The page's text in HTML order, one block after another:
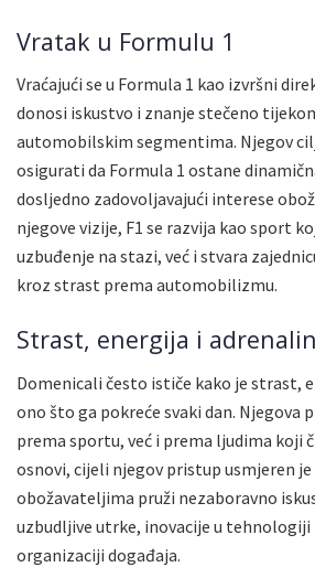
Vratak u Formulu 1
Vraćajući se u Formula 1 kao izvršni
donosi iskustvo i znanje stečeno
automobilskim segmentima. Njegov
osigurati da Formula 1 ostane
dosljedno zadovoljavajući interese
njegove vizije, F1 se razvija kao sport
uzbuđenje na stazi, već i stvara
kroz strast prema automobilizmu.
Strast, energija i adrenalin
Domenicali često ističe kako je strast,
ono što ga pokreće svaki dan. Njegova
prema sportu, već i prema ljudima koji
osnovi, cijeli njegov pristup usmjeren je
obožavateljima pruži nezaboravno
uzbudljive utrke, inovacije u
organizaciji događaja.